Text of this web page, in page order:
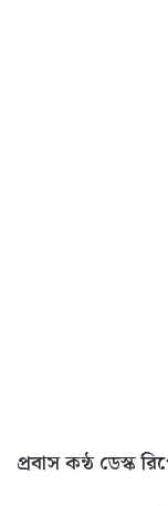
প্রবাস কন্ঠ ডেস্ক